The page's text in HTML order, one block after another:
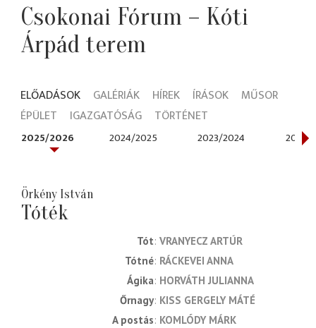
Csokonai Fórum – Kóti
Árpád terem
ELŐADÁSOK GALÉRIÁK HÍREK ÍRÁSOK
MŰSOR
ÉPÜLET
IGAZGATÓSÁG TÖRTÉNET
2025/2026 2024/2025 2023/2024 2022/
Örkény István
Tóték
Tót VRANYECZ ARTÚR
Tótné RÁCKEVEI ANNA
Ágika HORVÁTH JULIANNA
Őrnagy KISS GERGELY MÁTÉ
A postás KOMLÓDY MÁRK